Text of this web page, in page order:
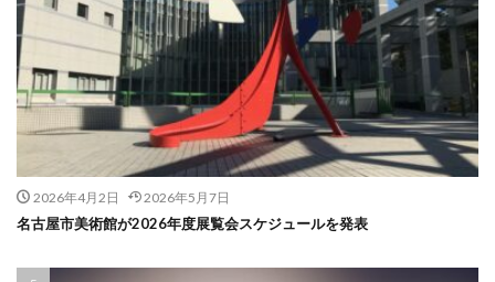
2026年4月2日 2026年5月7日
名古屋市美術館が2026年度展覧会スケジュールを発表